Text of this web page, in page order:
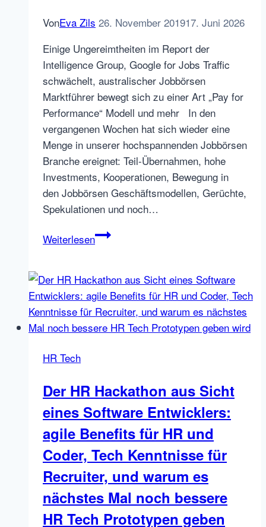
VonEva Zils 26. November 201917. Juni 2026
Einige Ungereimtheiten im Report der
Intelligence Group, Google for Jobs Traffic
schwächelt, australischer Jobbörsen
Marktführer bewegt sich zu einer Art „Pay for
Performance“ Modell und mehr In den
vergangenen Wochen hat sich wieder eine
Menge in unserer hochspannenden Jobbörsen
Branche ereignet: Teil-Übernahmen, hohe
Investments, Kooperationen, Bewegung in
den Jobbörsen Geschäftsmodellen, Gerüchte,
Spekulationen und noch…
WeiterlesenNews
Jobbörsen
Branche:
deutsche
Jobportal
der
Intelligence
Group,
Google
for
Jobs
Traffic
schwächelt,
australisches
HR Tech
Der HR Hackathon aus Sicht
eines Software Entwicklers:
agile Benefits für HR und
Coder, Tech Kenntnisse für
Recruiter, und warum es
nächstes Mal noch bessere
HR Tech Prototypen geben